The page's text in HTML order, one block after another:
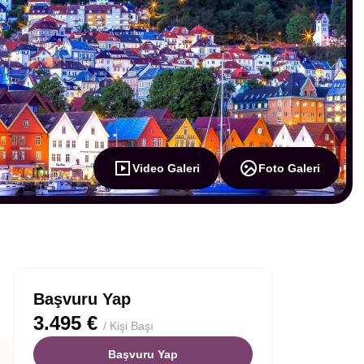
Video Galeri Foto Galeri
Başvuru Yap
3.495 € / Kişi Başı
Başvuru Yap